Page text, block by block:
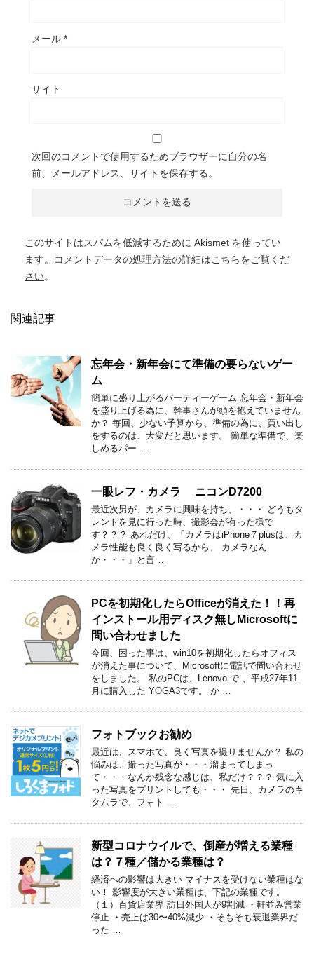
メール *
サイト
次回のコメントで使用するためブラウザーに自分の名
前、メールアドレス、サイトを保存する。
このサイトはスパムを低減するために Akismet を使ってい
ます。
コメントデータの処理方法の詳細はこちらをご覧くだ
さい。
関連記事
忘年会・新年会にて準備の要らないゲー
ム
簡単に盛り上がるパーティーゲーム 忘年会・新年会
を盛り上げる為に、幹事さんが頭を抱えていません
か？ 毎回、少ない予算から、準備の為に、買い出し
をするのは、大変だと思います。 簡単な準備で、楽
しめるパー …
一眼レフ・カメラ ニコンD7200
最近次男が、カメラに興味を持ち、・・・ どうもタ
レントを見に行った時、撮影会が有った様で
す？？？ あれだけ、「カメラはiPhone７plusは、カ
メラ性能も良く良く写るから、 カメラなん
か・・・」と言 …
PCを初期化したらOfficeが消えた！！再
インストール用ディスク無しMicrosoftに
問い合わせました
今回、困った事は、win10を初期化したらオフィス
が消えた事について、Microsoftに電話で問い合わせ
をしました。 私のPCは、Lenovo で 、平成27年11
月に購入した YOGA3です。 か …
フォトブックお勧め
最近は、スマホで、良く写真を撮りませんか？ 私の
悩みは、撮った写真が・・・溜まってしまっ
て・・・なんか残念な感じは、私だけ？？？ 気に入
った写真をプリントしても・・・ 先日、カメラのキ
タムラで、フォト …
新型コロナウイルで、倒産が増える業種
は？７種／儲かる業種は？
経済への影響は大きい マイナスを受けない業種はな
い！ 影響度が大きい業種は、下記の業種です。
（１）百貨店業界 訪日外国人が9割減 ・軒並み営業
停止 ・売上は30〜40%減少 ・そもそも衰退業界だ
った …